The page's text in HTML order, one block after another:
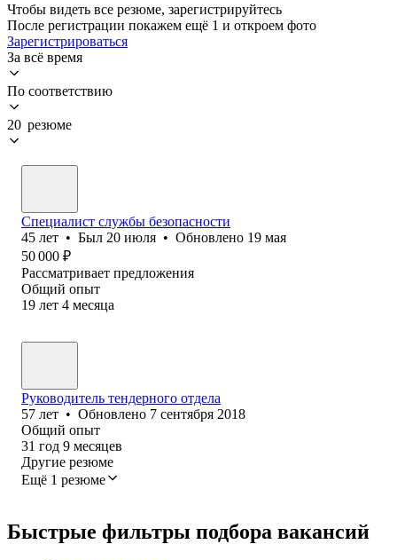
Чтобы видеть все резюме, зарегистрируйтесь
После регистрации покажем ещё 1 и откроем фото
Зарегистрироваться
За всё время
По соответствию
20 резюме
Специалист службы безопасности
45 лет • Был 20 июля • Обновлено 19 мая
50 000 ₽
Рассматривает предложения
Общий опыт
19 лет 4 месяца
Руководитель тендерного отдела
57 лет • Обновлено 7 сентября 2018
Общий опыт
31 год 9 месяцев
Другие резюме
Ещё 1 резюме
Быстрые фильтры подбора вакансий